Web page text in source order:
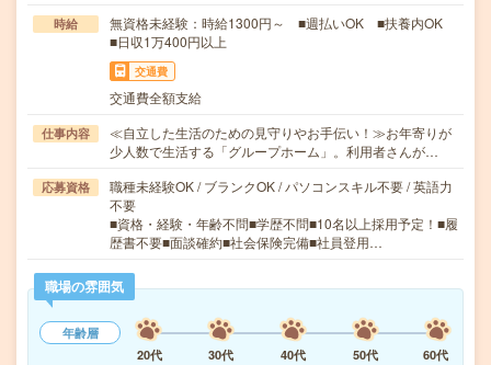
時給
無資格未経験：時給1300円～ ■週払いOK ■扶養内OK
■日収1万400円以上
交通費
交通費全額支給
仕事内容
≪自立した生活のための見守りやお手伝い！≫お年寄りが
少人数で生活する「グループホーム」。利用者さんが…
応募資格
職種未経験OK / ブランクOK / パソコンスキル不要 / 英語力
不要
■資格・経験・年齢不問■学歴不問■10名以上採用予定！■履
歴書不要■面談確約■社会保険完備■社員登用…
職場の雰囲気
年齢層
20代
30代 40代 50代
60代